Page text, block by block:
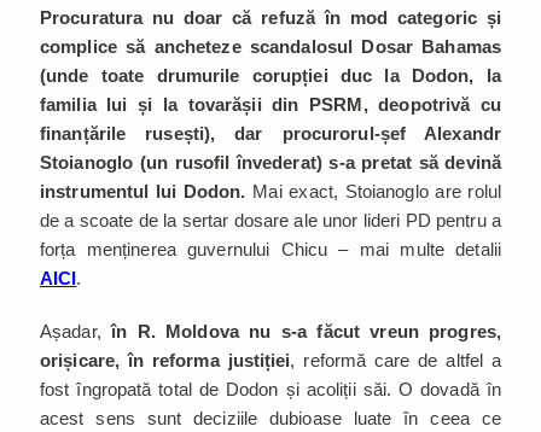
Procuratura nu doar că refuză în mod categoric și
complice să ancheteze scandalosul Dosar Bahamas
(unde toate drumurile corupției duc la Dodon, la
familia lui și la tovarășii din PSRM, deopotrivă cu
finanțările rusești), dar procurorul-șef Alexandr
Stoianoglo (un rusofil învederat) s-a pretat să devină
instrumentul lui Dodon. Mai exact, Stoianoglo are rolul
de a scoate de la sertar dosare ale unor lideri PD pentru a
forța menținerea guvernului Chicu – mai multe detalii
AICI.
Așadar,în R. Moldova nu s-a făcut vreun progres,
orișicare, în reforma justiției, reformă care de altfel a
fost îngropată total de Dodon și acoliții săi. O dovadă în
acest sens sunt deciziile dubioase luate în ceea ce